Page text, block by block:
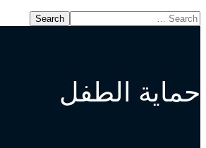
حماية الطفل